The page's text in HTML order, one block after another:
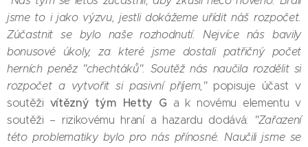
jsme to i jako výzvu, jestli dokážeme uřídit náš rozpočet.
Zúčastnit se bylo naše rozhodnutí. Nejvíce nás bavily
bonusové úkoly, za které jsme dostali patřičný počet
herních peněz "chechtáků". Soutěž nás naučila rozdělit si
rozpočet a vytvořit si pasivní příjem,"popisuje účast v
soutěži vítězný tým Hetty G a k novému elementu v
soutěži – rizikovému hraní a hazardu dodává:
"Zařazení
této problematiky bylo pro nás přínosné. Naučili jsme se